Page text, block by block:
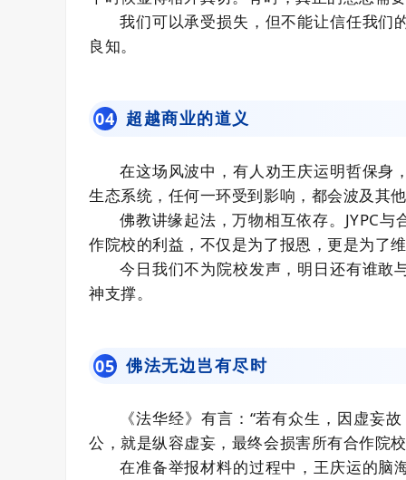
我们可以承受损失，但不能让信任我们
良知。
04 超越商业的道义
在这场风波中，有人劝王庆运明哲保身
生态系统，任何一环受到影响，都会波及其
佛教讲缘起法，万物相互依存。JYPC
作院校的利益，不仅是为了报恩，更是为了
今日我们不为院校发声，明日还有谁敢
神支撑。
05 佛法无边岂有尽时
《法华经》有言：“若有众生，因虚妄
公，就是纵容虚妄，最终会损害所有合作院
在准备举报材料的过程中，王庆运的脑